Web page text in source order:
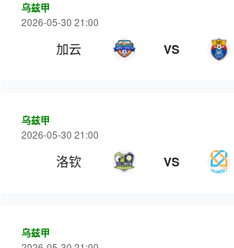
乌兹甲
2026-05-30 21:00
加云 VS
乌兹甲
2026-05-30 21:00
洛钦 VS
乌兹甲